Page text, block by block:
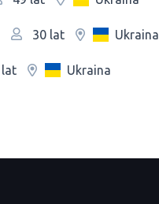
30 lat Ukraina
lat Ukraina